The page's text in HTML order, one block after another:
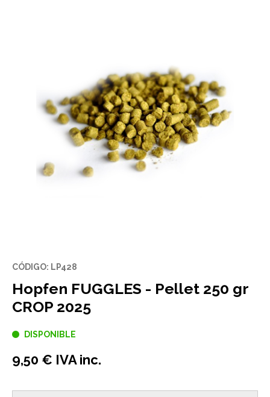
CÓDIGO: LP428
Hopfen FUGGLES - Pellet 250 gr
CROP 2025
DISPONIBLE
9,50 € IVA inc.